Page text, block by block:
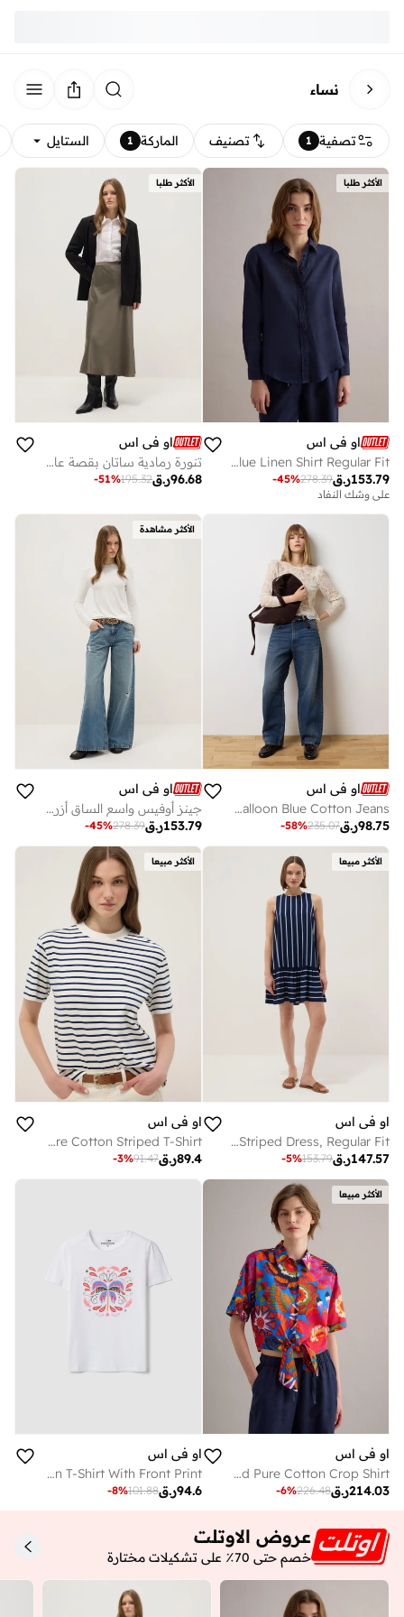
نساء
تصفية 1 تصنيف الماركة 1 الستايل
الأكثر طلبا
او في اس
OVS Pure Blue Linen Shirt Regular Fit
ر.ق153.79
278.39
-45%
على وشك النفاد
الأكثر طلبا
او في اس
تنورة رمادية ساتان بقصة عادية وخصر مطاطي
ر.ق96.68
195.32
-51%
او في اس
OVS Balloon Blue Cotton Jeans
ر.ق98.75
235.07
-58%
الأكثر مشاهدة
او في اس
جينز أوفيس واسع الساق أزرق قطني ممزق
ر.ق153.79
278.39
-45%
الأكثر مبيعا
او في اس
OVS Sleeveless Pure Viscose Multicolour Striped Dress, Regular Fit
ر.ق147.57
153.79
-5%
الأكثر مبيعا
او في اس
OVS Blue Pure Cotton Striped T-Shirt
ر.ق89.4
91.47
-3%
الأكثر مبيعا
او في اس
OVS Multicoloured Pure Cotton Crop Shirt
ر.ق214.03
226.48
-6%
او في اس
OVS White Pure Cotton T-Shirt With Front Print
ر.ق94.6
101.88
-8%
عروض الاوتلت
خصم حتى 70٪ على تشكيلات مختارة